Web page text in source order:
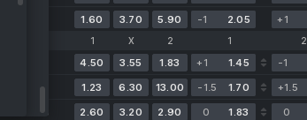
1.60 3.70 5.90 -1 2.05 +1
1 X 2 1 2
4.50 3.55 1.83 +1 1.45 -1
o 19:30 1.23 6.30 13.00 -1.5 1.70 +1.5
o 21:45 2.60 3.20 2.90 0 1.83 0